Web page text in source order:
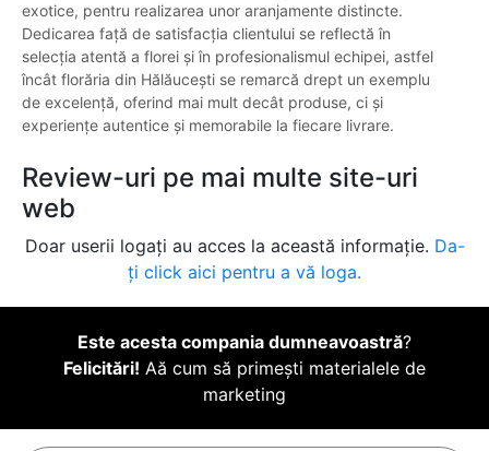
exotice, pentru realizarea unor aranjamente distincte.
Dedicarea față de satisfacția clientului se reflectă în
selecția atentă a florei și în profesionalismul echipei, astfel
încât florăria din Hălăucești se remarcă drept un exemplu
de excelență, oferind mai mult decât produse, ci și
experiențe autentice și memorabile la fiecare livrare.
Review-uri pe mai multe site-uri
web
Doar userii logați au acces la această informație. Da-
ți click aici pentru a vă loga.
Este acesta compania dumneavoastră?
Felicitări! Aă cum să primești materialele de
marketing